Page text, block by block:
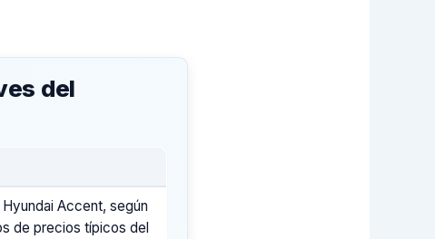
del
Accent, según
de precios típicos del